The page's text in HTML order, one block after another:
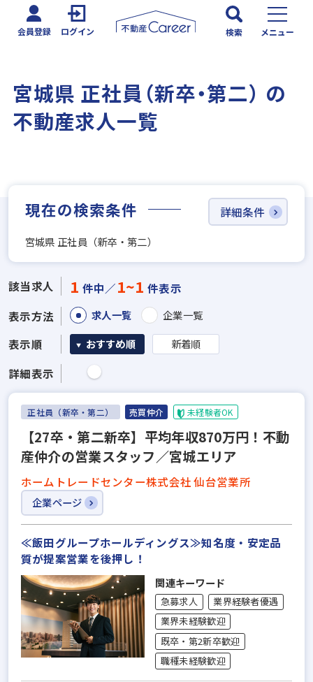
会員登録 ログイン 検索 メニュー
宮城県 正社員（新卒・第二） の
不動産求人一覧
現在の検索条件
宮城県 正社員（新卒・第二）
詳細条件
該当求人 1 件中／1~1 件表示
表示方法
求人一覧 企業一覧
表示順 おすすめ順 新着順
詳細表示
正社員（新卒・第二） 売買仲介 未経験者OK
【27卒・第二新卒】平均年収870万円！不動
産仲介の営業スタッフ／宮城エリア
ホームトレードセンター株式会社 仙台営業所
企業ページ
≪飯田グループホールディングス≫知名度・安定品
質が提案営業を後押し！
関連キーワード
急募求人
業界経験者優遇
業界未経験歓迎
既卒・第2新卒歓迎
職種未経験歓迎